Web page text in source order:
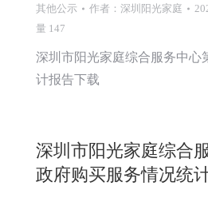
其他公示 作者： 深圳阳光家庭
量 147
深圳市阳光家庭综合服务中心
计报告下载
深圳市阳光家庭综合
政府购买服务情况统